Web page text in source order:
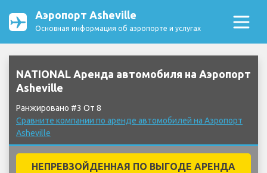
Аэропорт Asheville
Основная информация об аэропорте и услугах
NATIONAL Аренда автомобиля на Аэропорт
Asheville
Ранжировано #3 От 8
Сравните компании по аренде автомобилей на Аэропорт
Asheville
НЕПРЕВЗОЙДЕННАЯ ПО ВЫГОДЕ АРЕНДА